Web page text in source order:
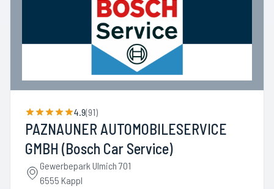
4.9(91)
PAZNAUNER AUTOMOBILESERVICE
GMBH (Bosch Car Service)
Gewerbepark Ulmich 701
6555 Kappl